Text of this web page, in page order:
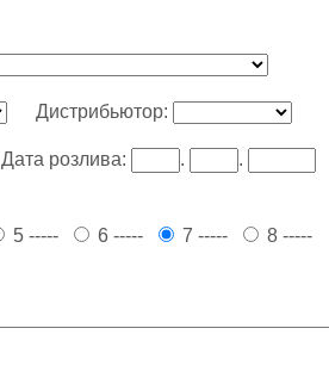
Дистрибьютор:
Дата розлива: .
.
5 ----- 6 ----- 7 -----
8 -----